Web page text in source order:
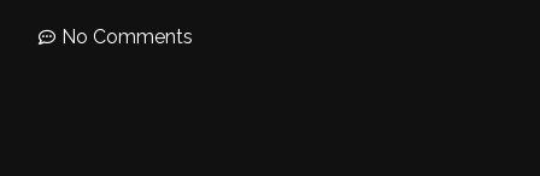
No Comments